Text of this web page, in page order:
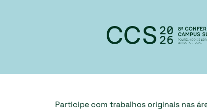
Participe com trabalhos originais nas